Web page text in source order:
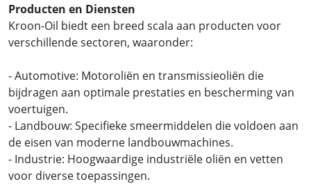
Producten en Diensten
Kroon-Oil biedt een breed scala aan producten voor
verschillende sectoren, waaronder:
- Automotive: Motoroliën en transmissieoliën die
bijdragen aan optimale prestaties en bescherming van
voertuigen.
- Landbouw: Specifieke smeermiddelen die voldoen aan
de eisen van moderne landbouwmachines.
- Industrie: Hoogwaardige industriële oliën en vetten
voor diverse toepassingen.